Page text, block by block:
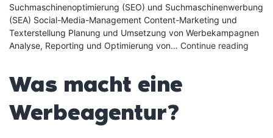
Suchmaschinenoptimierung (SEO) und Suchmaschinenwerbung
(SEA) Social-Media-Management Content-Marketing und
Texterstellung Planung und Umsetzung von Werbekampagnen
Analyse, Reporting und Optimierung von… Continue reading
Was macht eine
Werbeagentur?